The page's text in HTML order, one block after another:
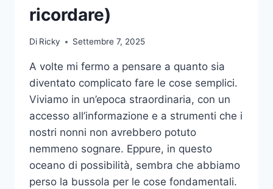
ricordare)
Di Ricky Settembre 7, 2025
A volte mi fermo a pensare a quanto sia
diventato complicato fare le cose semplici.
Viviamo in un’epoca straordinaria, con un
accesso all’informazione e a strumenti che i
nostri nonni non avrebbero potuto
nemmeno sognare. Eppure, in questo
oceano di possibilità, sembra che abbiamo
perso la bussola per le cose fondamentali.